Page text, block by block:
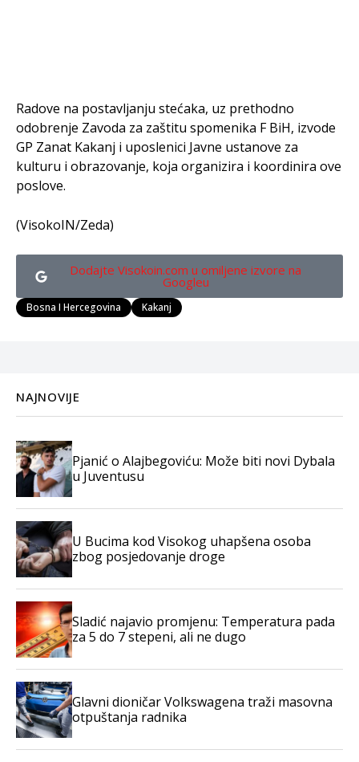
Radove na postavljanju stećaka, uz prethodno
odobrenje Zavoda za zaštitu spomenika F BiH, izvode
GP Zanat Kakanj i uposlenici Javne ustanove za
kulturu i obrazovanje, koja organizira i koordinira ove
poslove.
(VisokoIN/Zeda)
Dodajte Visokoin.com u omiljene izvore na
Googleu
Bosna I Hercegovina Kakanj
NAJNOVIJE
Pjanić o Alajbegoviću: Može biti novi Dybala
u Juventusu
U Bucima kod Visokog uhapšena osoba
zbog posjedovanje droge
Sladić najavio promjenu: Temperatura pada
za 5 do 7 stepeni, ali ne dugo
Glavni dioničar Volkswagena traži masovna
otpuštanja radnika